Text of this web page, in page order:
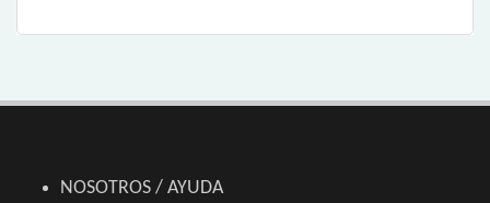
NOSOTROS / AYUDA